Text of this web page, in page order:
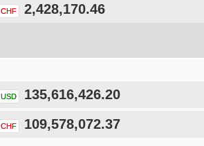
CHF 2,428,170.46
USD 135,616,426.20
CHF 109,578,072.37